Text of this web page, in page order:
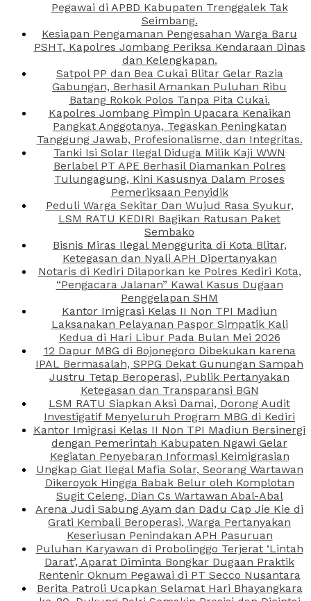
Pegawai di APBD Kabupaten Trenggalek Tak
Seimbang.
Kesiapan Pengamanan Pengesahan Warga Baru
PSHT, Kapolres Jombang Periksa Kendaraan Dinas
dan Kelengkapan.
Satpol PP dan Bea Cukai Blitar Gelar Razia
Gabungan, Berhasil Amankan Puluhan Ribu
Batang Rokok Polos Tanpa Pita Cukai.
Kapolres Jombang Pimpin Upacara Kenaikan
Pangkat Anggotanya, Tegaskan Peningkatan
Tanggung Jawab, Profesionalisme, dan Integritas.
Tanki Isi Solar Ilegal Diduga Milik Kaji WWN
Berlabel PT APE Berhasil Diamankan Polres
Tulungagung, Kini Kasusnya Dalam Proses
Pemeriksaan Penyidik
Peduli Warga Sekitar Dan Wujud Rasa Syukur,
LSM RATU KEDIRI Bagikan Ratusan Paket
Sembako
Bisnis Miras Ilegal Menggurita di Kota Blitar,
Ketegasan dan Nyali APH Dipertanyakan
Notaris di Kediri Dilaporkan ke Polres Kediri Kota,
“Pengacara Jalanan” Kawal Kasus Dugaan
Penggelapan SHM
Kantor Imigrasi Kelas II Non TPI Madiun
Laksanakan Pelayanan Paspor Simpatik Kali
Kedua di Hari Libur Pada Bulan Mei 2026
12 Dapur MBG di Bojonegoro Dibekukan karena
IPAL Bermasalah, SPPG Dekat Gunungan Sampah
Justru Tetap Beroperasi, Publik Pertanyakan
Ketegasan dan Transparansi BGN
LSM RATU Siapkan Aksi Damai, Dorong Audit
Investigatif Menyeluruh Program MBG di Kediri
Kantor Imigrasi Kelas II Non TPI Madiun Bersinergi
dengan Pemerintah Kabupaten Ngawi Gelar
Kegiatan Penyebaran Informasi Keimigrasian
Ungkap Giat Ilegal Mafia Solar, Seorang Wartawan
Dikeroyok Hingga Babak Belur oleh Komplotan
Sugit Celeng, Dian Cs Wartawan Abal-Abal
Arena Judi Sabung Ayam dan Dadu Cap Jie Kie di
Grati Kembali Beroperasi, Warga Pertanyakan
Keseriusan Penindakan APH Pasuruan
Puluhan Karyawan di Probolinggo Terjerat ‘Lintah
Darat’, Aparat Diminta Bongkar Dugaan Praktik
Rentenir Oknum Pegawai di PT Secco Nusantara
Berita Patroli Ucapkan Selamat Hari Bhayangkara